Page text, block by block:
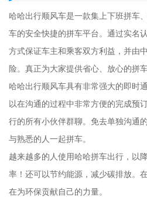
哈哈出行顺风车是一款集上下班拼车
车的安全快捷的拼车平台。通过实名
方式保证车主和乘客双方利益，并由
险。真正为大家提供省心、放心的拼
哈哈出行顺风车具有非常强大的即时
以在沟通的过程中非常方便的完成预
行的所有小伙伴群聊。免去单独沟通
与熟悉的人一起拼车。
越来越多的人使用哈哈拼车出行，以
率！还可以节约能源，减少碳排放。
在为环保贡献自己的力量。